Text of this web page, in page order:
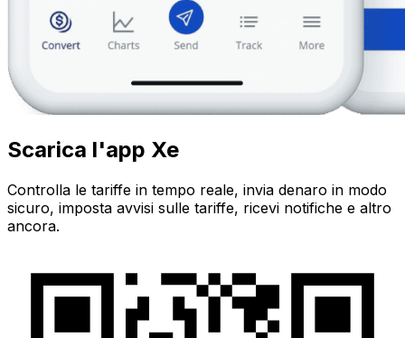
Scarica l'app Xe
Controlla le tariffe in tempo reale, invia denaro in modo
sicuro, imposta avvisi sulle tariffe, ricevi notifiche e altro
ancora.